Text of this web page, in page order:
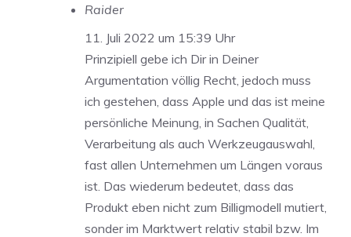
Raider
11. Juli 2022 um 15:39 Uhr
Prinzipiell gebe ich Dir in Deiner
Argumentation völlig Recht, jedoch muss
ich gestehen, dass Apple und das ist meine
persönliche Meinung, in Sachen Qualität,
Verarbeitung als auch Werkzeugauswahl,
fast allen Unternehmen um Längen voraus
ist. Das wiederum bedeutet, dass das
Produkt eben nicht zum Billigmodell mutiert,
sonder im Marktwert relativ stabil bzw. Im